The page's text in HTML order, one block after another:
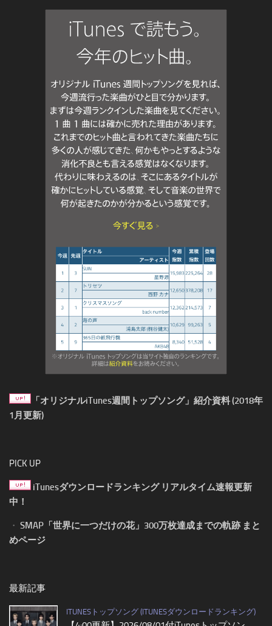
「オリジナルiTunes週間トップソング」紹介資料 (2018年
1月更新)
PICK UP
iTunesダウンロードランキング リアルタイム速報更新
中！
・ SMAP「世界に一つだけの花」300万枚達成までの軌跡 まと
めページ
最新記事
ITUNESトップソング (ITUNESダウンロードランキング)